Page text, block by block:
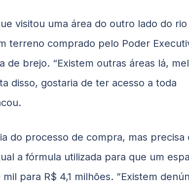
visitou uma área do outro lado do rio
terreno comprado pelo Poder
de brejo. “Existem outras áreas lá,
disso, gostaria de ter acesso a toda
do processo de compra, mas precisa
a fórmula utilizada para que um
para R$ 4,1 milhões. ”Existem